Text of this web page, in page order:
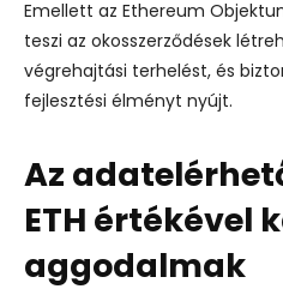
Emellett az Ethereum
teszi az okosszerződések
végrehajtási terhelést, és
fejlesztési élményt nyújt.
Az
ETH értékével
aggodalmak